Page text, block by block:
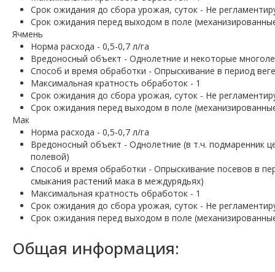
Срок ожидания до сбора урожая, суток - Не
Срок ожидания перед выходом в поле
Ячмень
Норма расхода - 0,5-0,7 л/га
Вредоносный объект - Однолетние и некоторые
Способ и время обработки - Опрыскивание в период
Максимальная кратность обработок - 1
Срок ожидания до сбора урожая, суток - Не
Срок ожидания перед выходом в поле
Мак
Норма расхода - 0,5-0,7 л/га
Вредоносный объект - Однолетние (в т.ч. подмаренник
полевой)
Способ и время обработки - Опрыскивание посевов в
смыкания растений мака в междурядьях)
Максимальная кратность обработок - 1
Срок ожидания до сбора урожая, суток - Не
Срок ожидания перед выходом в поле
Общая информация: